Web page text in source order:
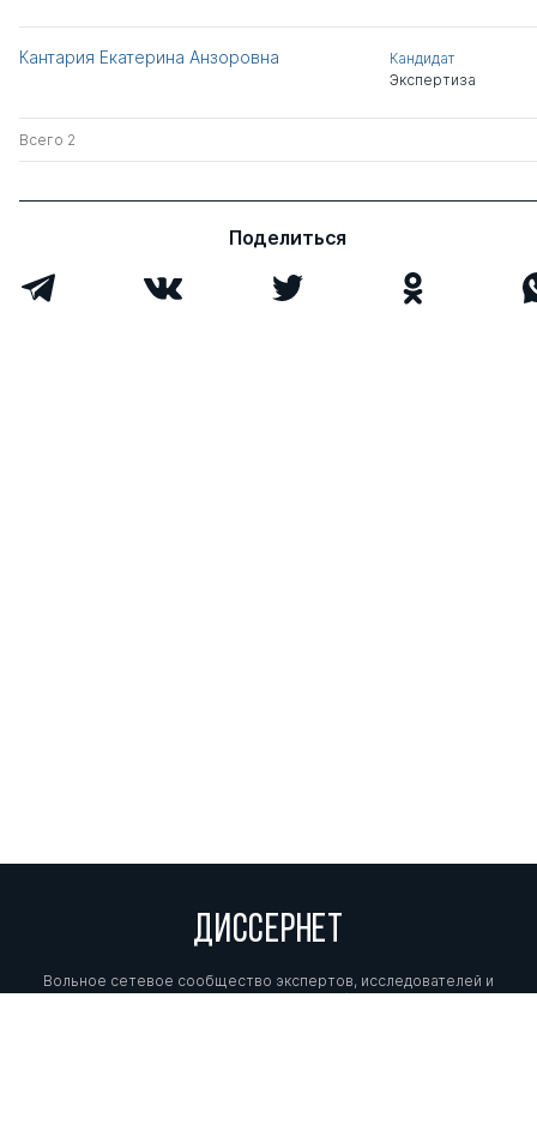
Кантария Екатерина Анзоровна
Кандидат
Экспертиза
Всего 2
Поделиться
ДИССЕРНЕТ
Вольное сетевое сообщество экспертов, исследователей и
репортеров, посвящающих свой труд разоблачениям мошенников,